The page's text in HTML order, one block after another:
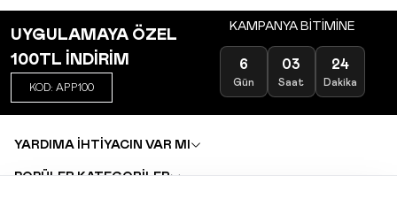
UYGULAMAYA ÖZEL
100TL İNDİRİM
KOD: APP100
KAMPANYA BİTİMİNE
6
Gün
03
Saat
24
Dakika
YARDIMA İHTİYACIN VAR MI
POPÜLER KATEGORİLER